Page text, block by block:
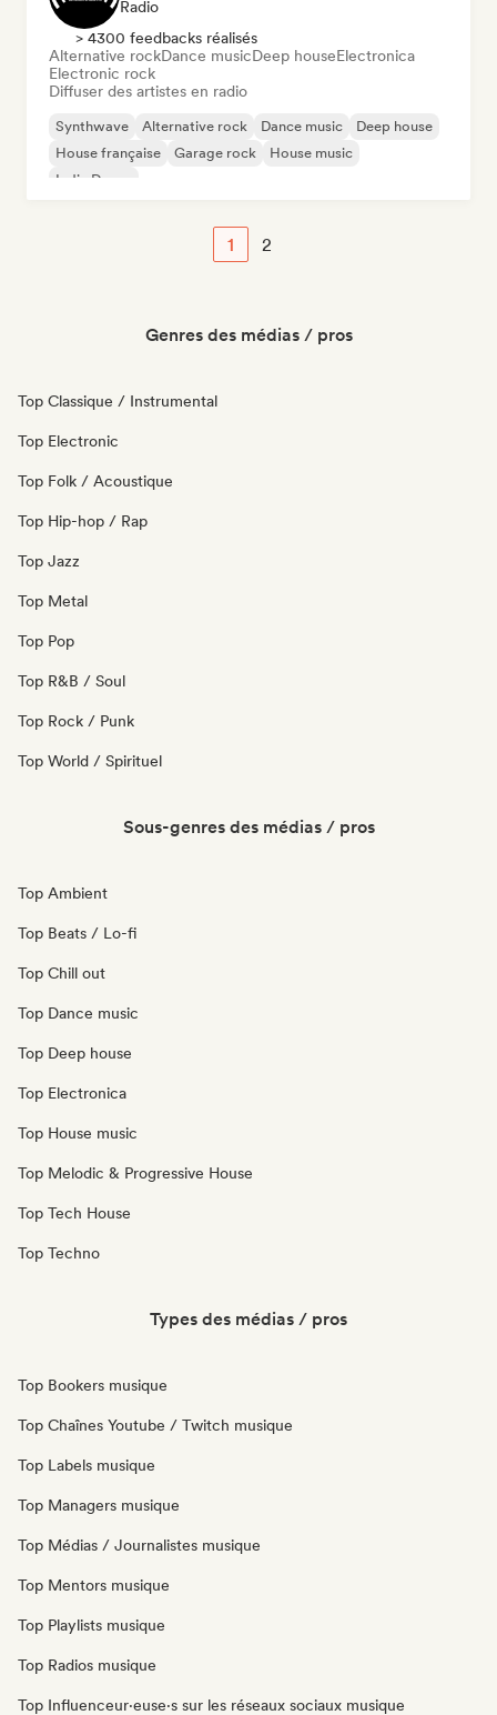
Radio
> 4300 feedbacks réalisés
Alternative rockDance musicDeep houseElectronica
Electronic rock
Diffuser des artistes en radio
Synthwave Alternative rock Dance music
Deep house
House française
Garage rock
House music
Indie Dance
1 2
Genres des médias / pros
Top Classique / Instrumental
Top Electronic
Top Folk / Acoustique
Top Hip-hop / Rap
Top Jazz
Top Metal
Top Pop
Top R&B / Soul
Top Rock / Punk
Top World / Spirituel
Sous-genres des médias / pros
Top Ambient
Top Beats / Lo-fi
Top Chill out
Top Dance music
Top Deep house
Top Electronica
Top House music
Top Melodic & Progressive House
Top Tech House
Top Techno
Types des médias / pros
Top Bookers musique
Top Chaînes Youtube / Twitch musique
Top Labels musique
Top Managers musique
Top Médias / Journalistes musique
Top Mentors musique
Top Playlists musique
Top Radios musique
Top Influenceur·euse·s sur les réseaux sociaux musique